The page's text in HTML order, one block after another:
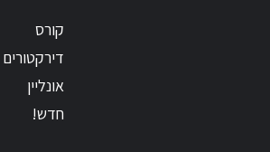
קורס
דירקטורים
אונליין
חדש!